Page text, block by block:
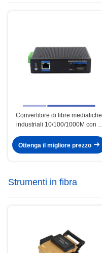
Convertitore di fibre mediatiche
industriali 10/100/1000M con 2
Duplex SC 1310nm 20KM
Ottenga il migliore prezzo
Strumenti in fibra